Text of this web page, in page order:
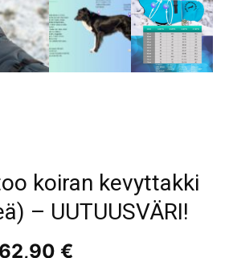
koiran kevyttakki
– UUTUUSVÄRI!
€